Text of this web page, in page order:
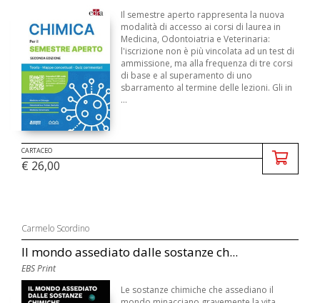
Il semestre aperto rappresenta la nuova
modalità di accesso ai corsi di laurea in
Medicina, Odontoiatria e Veterinaria:
l'iscrizione non è più vincolata ad un test di
ammissione, ma alla frequenza di tre corsi
di base e al superamento di uno
sbarramento al termine delle lezioni. Gli in
...
CARTACEO
€ 26,00
Carmelo Scordino
Il mondo assediato dalle sostanze ch...
EBS Print
Le sostanze chimiche che assediano il